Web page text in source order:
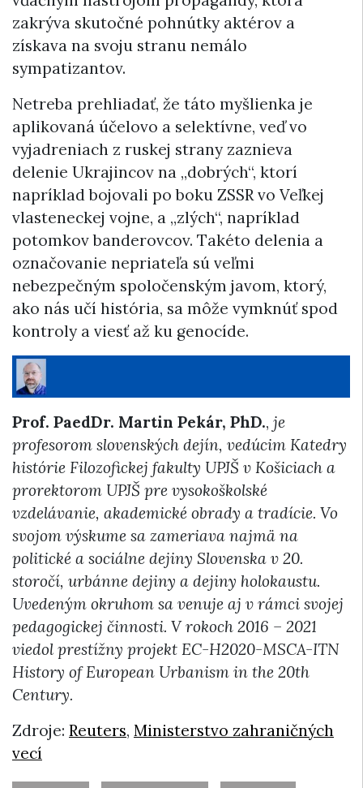
zakrýva skutočné pohnútky aktérov a
získava na svoju stranu nemálo
sympatizantov.
Netreba prehliadať, že táto myšlienka je
aplikovaná účelovo a selektívne, veď vo
vyjadreniach z ruskej strany zaznieva
delenie Ukrajincov na „dobrých“, ktorí
napríklad bojovali po boku ZSSR vo Veľkej
vlasteneckej vojne, a „zlých“, napríklad
potomkov banderovcov. Takéto delenia a
označovanie nepriateľa sú veľmi
nebezpečným spoločenským javom, ktorý,
ako nás učí história, sa môže vymknúť spod
kontroly a viesť až ku genocíde.
Prof. PaedDr. Martin Pekár, PhD., je
profesorom slovenských dejín, vedúcim Katedry
histórie Filozofickej fakulty UPJŠ v Košiciach a
prorektorom UPJŠ pre vysokoškolské
vzdelávanie, akademické obrady a tradície. Vo
svojom výskume sa zameriava najmä na
politické a sociálne dejiny Slovenska v 20.
storočí, urbánne dejiny a dejiny holokaustu.
Uvedeným okruhom sa venuje aj v rámci svojej
pedagogickej činnosti. V rokoch 2016 – 2021
viedol prestížny projekt EC-H2020-MSCA-ITN
History of European Urbanism in the 20th
Century.
Zdroje: Reuters, Ministerstvo zahraničných
vecí